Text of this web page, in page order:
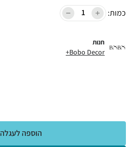
כמות:
חנות
Bobo Decor+
הוספה לעגלה